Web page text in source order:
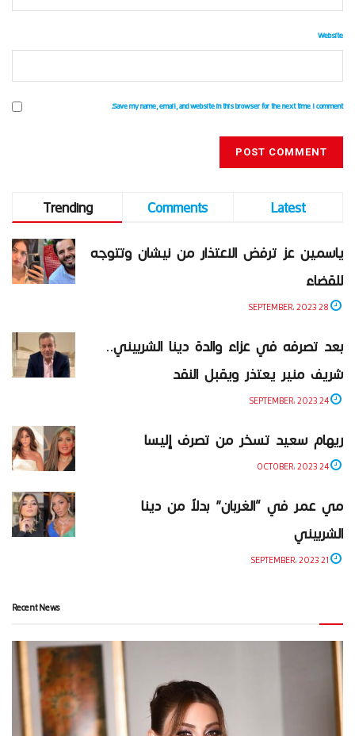
Website
Save my name, email, and website in this browser for the next time I comment.
Trending Comments
Latest
ياسمين عز ترفض الاعتذار من نيشان وتتوجه
للقضاء
بعد تصرفه في عزاء والدة دينا الشربيني..
شريف منير يعتذر ويقبل النقد
ريهام سعيد تسخر من تصرف إليسا
مي عمر في “الغربان” بدلاً من دينا
الشربيني
Recent News